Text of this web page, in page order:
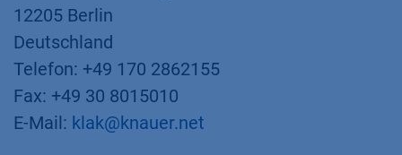
12205 Berlin
Deutschland
Telefon: +49 170 2862155
Fax: +49 30 8015010
E-Mail: klak@knauer.net